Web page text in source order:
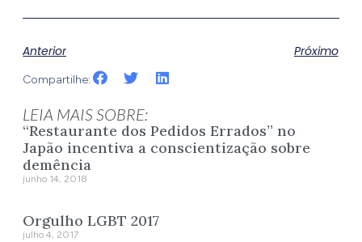
Anterior Próximo
Compartilhe:
LEIA MAIS SOBRE:
“Restaurante dos Pedidos Errados” no
Japão incentiva a conscientização sobre
demência
junho 14, 2018
Orgulho LGBT 2017
julho 4, 2017